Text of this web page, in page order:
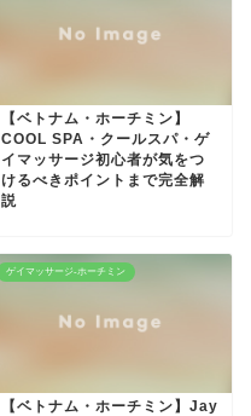
【ベトナム・ホーチミン】
COOL SPA・クールスパ・ゲ
イマッサージ初心者が気をつ
けるべきポイントまで完全解
説
ゲイマッサージ-ホーチミン
【ベトナム・ホーチミン】Jay